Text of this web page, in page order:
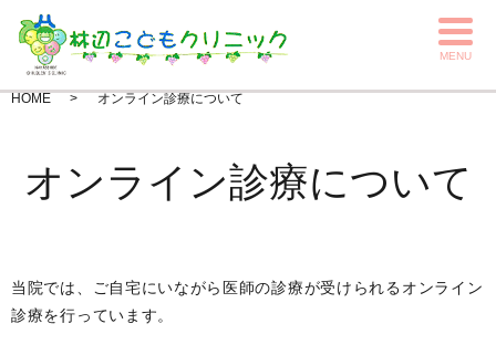
MENU
HOME オンライン診療について
オンライン診療について
当院では、ご自宅にいながら医師の診療が受けられるオンライン
診療を行っています。